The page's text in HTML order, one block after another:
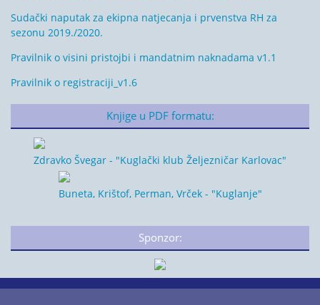
Sudački naputak za ekipna natjecanja i prvenstva RH za
sezonu 2019./2020.
Pravilnik o visini pristojbi i mandatnim naknadama v1.1
Pravilnik o registraciji_v1.6
Knjige u PDF formatu:
Zdravko Švegar - "Kuglački klub Željezničar Karlovac"
Buneta, Krištof, Perman, Vrček - "Kuglanje"
Sponzor: